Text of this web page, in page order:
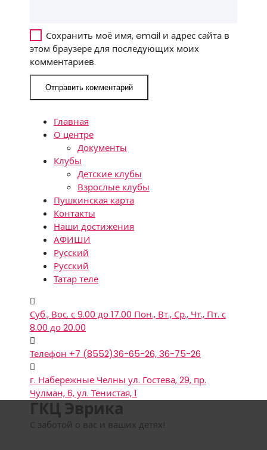
Сохранить моё имя, email и адрес сайта в
этом браузере для последующих моих
комментариев.
Главная
О центре
Документы
Клубы
Детские клубы
Взрослые клубы
Пушкинская карта
Контакты
Наши достижения
АФИШИ
Русский
Русский
Татар теле
Суб., Вос. с 9.00 до 17.00 Пон., Вт., Ср., Чт., Пт. с
8.00 до 20.00
Телефон +7 (8552)36-65-26, 36-75-26
г. Набережные Челны ул. Гостева, 29, пр.
Чулман, 6, ул. Тенистая, 1
ГКЦ Эврика
С заботой о вас и ваших детях!